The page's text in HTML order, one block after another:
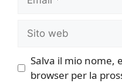
Sito
web
Salva il mio nome,
browser per la